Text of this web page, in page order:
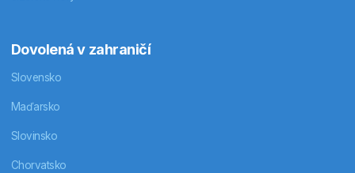
Dovolená v zahraničí
Slovensko
Maďarsko
Slovinsko
Chorvatsko